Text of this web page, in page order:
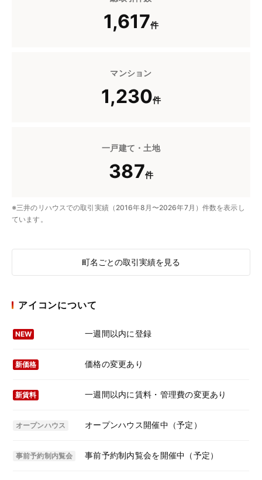
1,617件
マンション
1,230件
一戸建て・土地
387件
※三井のリハウスでの取引実績（2016年8月〜2026年7月）件数を表示し
ています。
町名ごとの取引実績を見る
アイコンについて
NEW 一週間以内に登録
新価格 価格の変更あり
新賃料 一週間以内に賃料・管理費の変更あり
オープンハウス オープンハウス開催中（予定）
事前予約制内覧会 事前予約制内覧会を開催中（予定）